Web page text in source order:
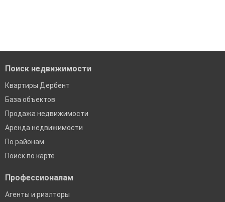
Поиск недвижимости
Квартиры Дербент
База объектов
Продажа недвижимости
Аренда недвижимости
По районам
Поиск по карте
Профессионалам
Агенты и риэлторы